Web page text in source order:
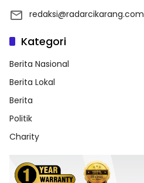
redaksi@radarcikarang.com
Kategori
Berita Nasional
Berita Lokal
Berita
Politik
Charity